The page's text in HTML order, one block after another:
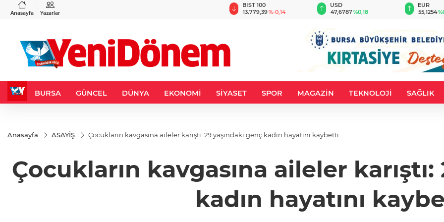
Anasayfa Yazarlar
%-0,22
BIST 100
13.779,39%-0,14
USD
47,6787%0,18
EUR
55,1254
BURSA GÜNCEL DÜNYA EKONOMİ SİYASET SPOR MAGAZİN TEKNOLOJİ SAĞLIK
Anasayfa ASAYİŞ Çocukların kavgasına aileler karıştı: 29 yaşındaki genç kadın hayatını kaybetti
Çocukların kavgasına aileler
kadın hayatını